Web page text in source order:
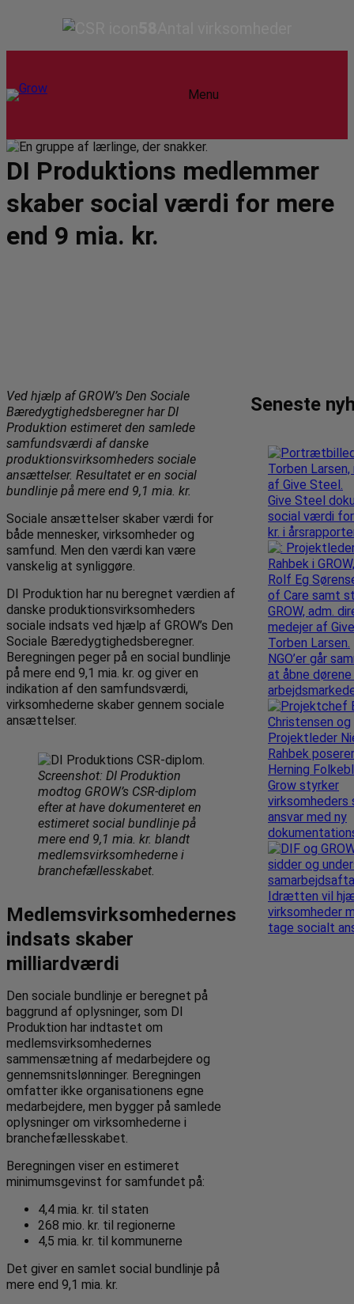
Menu
DI Produktions medlemmer
skaber social værdi for mere
end 9 mia. kr.
Ved hjælp af GROW’s Den Sociale
Bæredygtighedsberegner har DI
Produktion estimeret den samlede
samfundsværdi af danske
produktionsvirksomheders sociale
ansættelser. Resultatet er en social
bundlinje på mere end 9,1 mia. kr.
Sociale ansættelser skaber værdi for
både mennesker, virksomheder og
samfund. Men den værdi kan være
vanskelig at synliggøre.
DI Produktion har nu beregnet værdien af
danske produktionsvirksomheders
sociale indsats ved hjælp af GROW’s Den
Sociale Bæredygtighedsberegner.
Beregningen peger på en social bundlinje
på mere end 9,1 mia. kr. og giver en
indikation af den samfundsværdi,
virksomhederne skaber gennem sociale
ansættelser.
Screenshot: DI Produktion
modtog GROW’s CSR-diplom
efter at have dokumenteret en
estimeret social bundlinje på
mere end 9,1 mia. kr. blandt
medlemsvirksomhederne i
branchefællesskabet.
Medlemsvirksomhedernes
indsats skaber
milliardværdi
Den sociale bundlinje er beregnet på
baggrund af oplysninger, som DI
Produktion har indtastet om
medlemsvirksomhedernes
sammensætning af medarbejdere og
gennemsnitslønninger. Beregningen
omfatter ikke organisationens egne
medarbejdere, men bygger på samlede
oplysninger om virksomhederne i
branchefællesskabet.
Beregningen viser en estimeret
minimumsgevinst for samfundet på:
4,4 mia. kr. til staten
268 mio. kr. til regionerne
4,5 mia. kr. til kommunerne
Det giver en samlet social bundlinje på
mere end 9,1 mia. kr.
Seneste
Give Steel
social værdi for
kr. i
NGO’er går
at åbne
Grow styrker
virksomheders
ansvar med ny
Idrætten vil
virksomheder
tage socialt